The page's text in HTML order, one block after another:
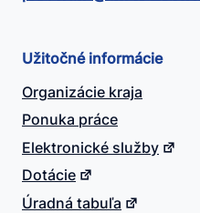
Užitočné informácie
Organizácie kraja
Ponuka práce
Elektronické služby
Dotácie
Úradná tabuľa